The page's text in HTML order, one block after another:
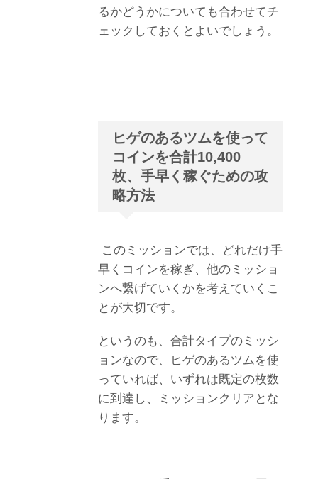
るかどうかについても合わせてチ
ェックしておくとよいでしょう。
ヒゲのあるツムを使って
コインを合計10,400
枚、手早く稼ぐための攻
略方法
このミッションでは、どれだけ手
早くコインを稼ぎ、他のミッショ
ンへ繋げていくかを考えていくこ
とが大切です。
というのも、合計タイプのミッシ
ョンなので、ヒゲのあるツムを使
っていれば、いずれは既定の枚数
に到達し、ミッションクリアとな
ります。